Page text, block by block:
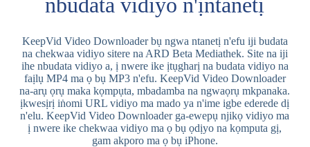
KeepVid Video Downloader bụ ngwa ntanetị n'efu iji budata
na chekwaa vidiyo sitere na ARD Beta Mediathek. Site na iji
ihe nbudata vidiyo a, ị nwere ike ịtụgharị na budata vidiyo na
faịlụ MP4 ma ọ bụ MP3 n'efu. KeepVid Video Downloader
na-arụ ọrụ maka kọmpụta, mbadamba na ngwaọrụ mkpanaka.
ịkwesịrị iṅomi URL vidiyo ma mado ya n'ime igbe ederede dị
n'elu. KeepVid Video Downloader ga-ewepụ njikọ vidiyo ma
ị nwere ike chekwaa vidiyo ma ọ bụ ọdịyo na kọmputa gị,
gam akporo ma ọ bụ iPhone.